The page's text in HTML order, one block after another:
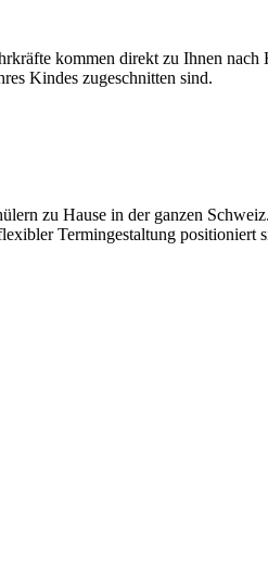
kommen direkt zu Ihnen
Kindes zugeschnitten sind.
zu Hause in der ganzen
Termingestaltung